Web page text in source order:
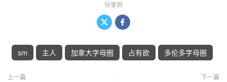
分享到
 
sm 主人 加拿大字母圈 占有欲 多伦多字母圈
上一篇 下一篇